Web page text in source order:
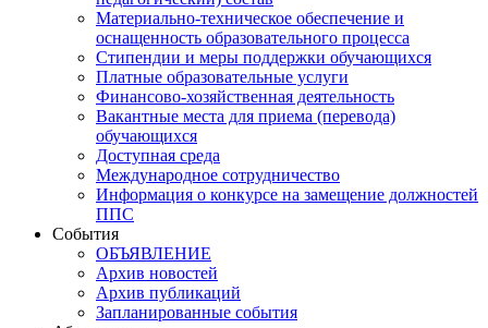
Материально-техническое обеспечение и
оснащенность образовательного процесса
Стипендии и меры поддержки обучающихся
Платные образовательные услуги
Финансово-хозяйственная деятельность
Вакантные места для приема (перевода)
обучающихся
Доступная среда
Международное сотрудничество
Информация о конкурсе на замещение должностей
ППС
События
ОБЪЯВЛЕНИЕ
Архив новостей
Архив публикаций
Запланированные события